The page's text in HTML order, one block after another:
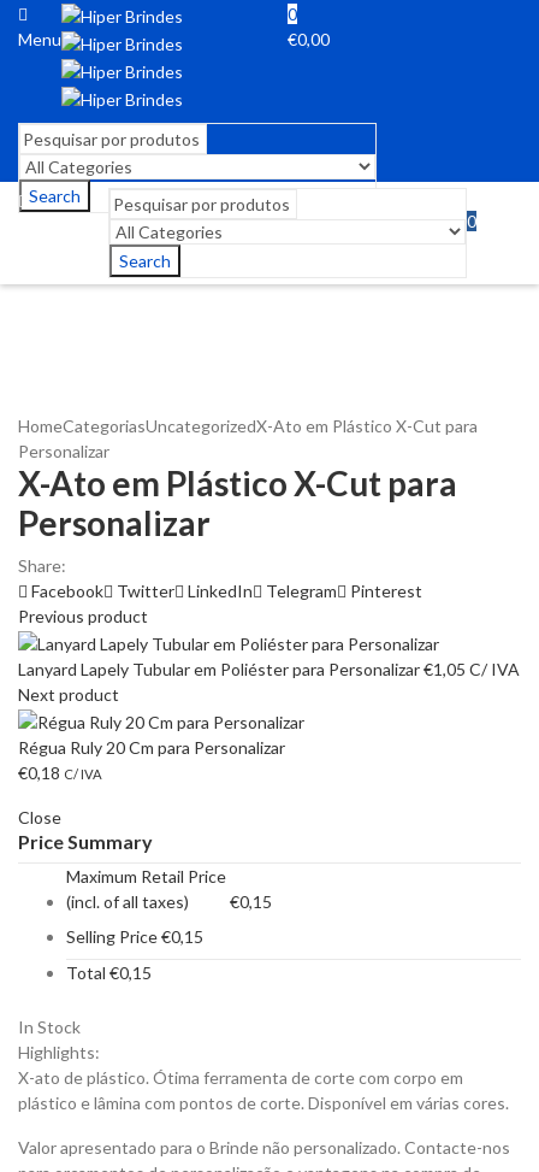
Menu
0
€0,00
Search
Search
0
HomeCategoriasUncategorizedX-Ato em Plástico X-Cut para
Personalizar
X-Ato em Plástico X-Cut para
Personalizar
Share:
Facebook
Twitter LinkedIn Telegram
Pinterest
Previous product
Lanyard Lapely Tubular em Poliéster para Personalizar€1,05 C/ IVA
Next product
Régua Ruly 20 Cm para Personalizar
€0,18 C/ IVA
Close
Price Summary
Maximum Retail Price
(incl. of all taxes)
€0,15
Selling Price€0,15
Total €0,15
In Stock
Highlights:
X-ato de plástico. Ótima ferramenta de corte com corpo em
plástico e lâmina com pontos de corte. Disponível em várias cores.
Valor apresentado para o Brinde não personalizado. Contacte-nos